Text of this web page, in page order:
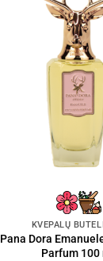
KVEPALŲ
Pana Dora
Parfum 100